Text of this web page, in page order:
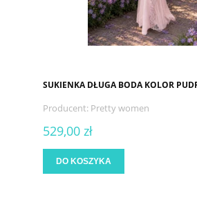
SUKIENKA DŁUGA BODA KOLOR
Producent: Pretty women
529,00 zł
DO KOSZYKA